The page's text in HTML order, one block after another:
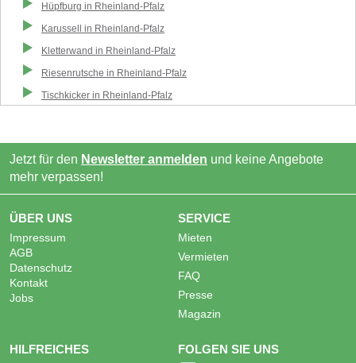
Hüpfburg in Rheinland-Pfalz
Karussell
in Rheinland-Pfalz
Kletterwand in Rheinland-Pfalz
Riesenrutsche in Rheinland-Pfalz
Tischkicker in Rheinland-Pfalz
Jetzt für den Newsletter anmelden und keine Angebote
mehr verpassen!
ÜBER UNS
Impressum
AGB
Datenschutz
Kontakt
Jobs
SERVICE
Mieten
Vermieten
FAQ
Presse
Magazin
HILFREICHES FOLGEN SIE UNS